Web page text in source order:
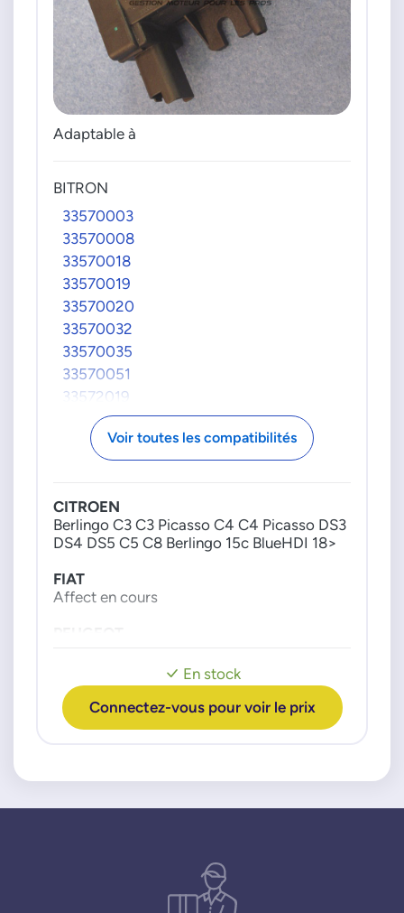
Adaptable à
BITRON
33570003
33570008
33570018
33570019
33570020
33570032
33570035
33570051
33572019
33572051
9665247080
9665886280
9801887680
9811643880
FOMOCO
4012882P
2224687
2389629
DS7Q9E882CB
H6BG9S468AD
Voir toutes les compatibilités
En stock
Connectez-vous pour voir le prix
CITROEN
Berlingo C3 C3 Picasso C4 C4 Picasso DS3
DS4 DS5 C5 C8 Berlingo 15c BlueHDI 18>
FIAT
Affect en cours
Expert 15c BlueHDI 18>